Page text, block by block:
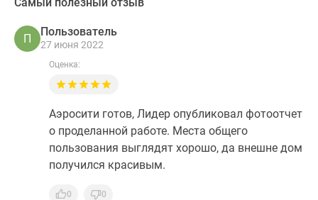
Самый полезный отзыв
П
Пользователь
27 июня 2022
Оценка:
Аэросити готов, Лидер опубликовал фотоотчет
о проделанной работе. Места общего
пользования выглядят хорошо, да внешне дом
получился красивым.
0 0